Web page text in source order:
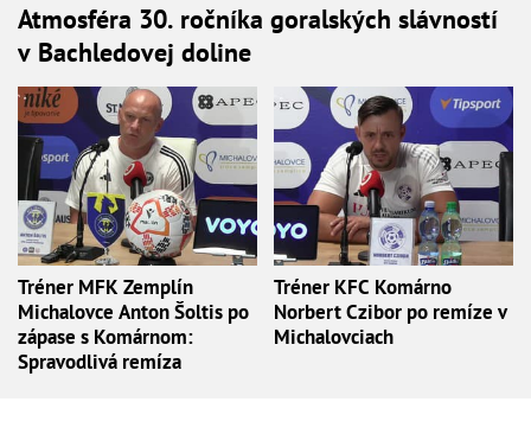
Atmosféra 30. ročníka goralských slávností
v Bachledovej doline
Tréner MFK Zemplín
Michalovce Anton Šoltis po
zápase s Komárnom:
Spravodlivá remíza
Tréner KFC Komárno
Norbert Czibor po remíze v
Michalovciach